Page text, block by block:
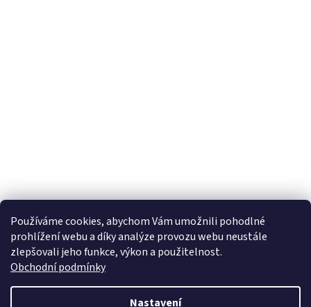
Používáme cookies, abychom Vám umožnili pohodlné
prohlížení webu a díky analýze provozu webu neustále
zlepšovali jeho funkce, výkon a použitelnost.
Obchodní podmínky
Nastavení